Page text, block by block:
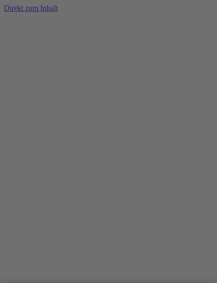
Direkt zum Inhalt